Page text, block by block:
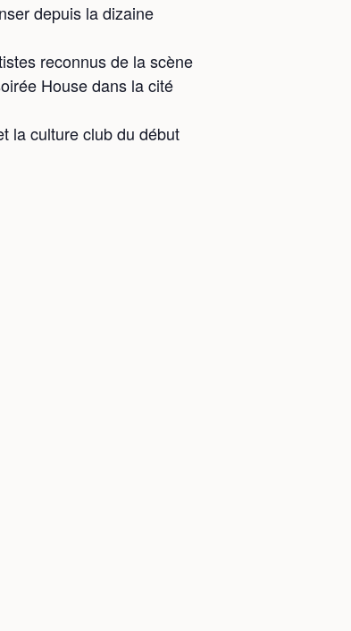
depuis la dizaine
reconnus de la scène
House dans la cité
la culture club du début